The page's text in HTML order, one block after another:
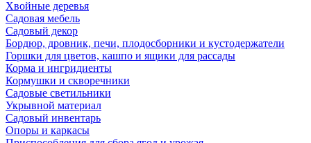
Хвойные деревья
Садовая мебель
Садовый декор
Бордюр, дровник, печи, плодосборники и кустодержатели
Горшки для цветов, кашпо и ящики для рассады
Корма и ингридиенты
Кормушки и скворечники
Садовые светильники
Укрывной материал
Садовый инвентарь
Опоры и каркасы